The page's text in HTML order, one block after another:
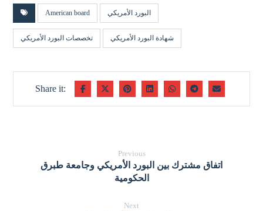
American board البورد الأمريكي
تخصصات البورد الأمريكي شهادة البورد الأمريكي
Previous
اتفاق مشترك بين البورد الأمريكي وجامعة طبرق
الحكومية
Next